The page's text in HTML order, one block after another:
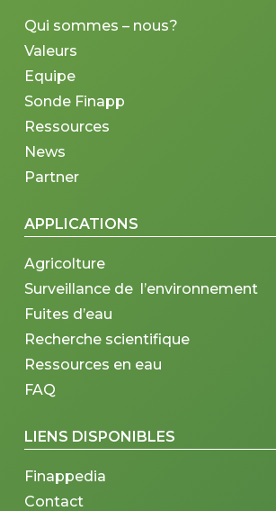
Qui sommes – nous?
Valeurs
Equipe
Sonde Finapp
Ressources
News
Partner
APPLICATIONS
Agricolture
Surveillance de l’environnement
Fuites d’eau
Recherche scientifique
Ressources en eau
FAQ
LIENS DISPONIBLES
Finappedia
Contact